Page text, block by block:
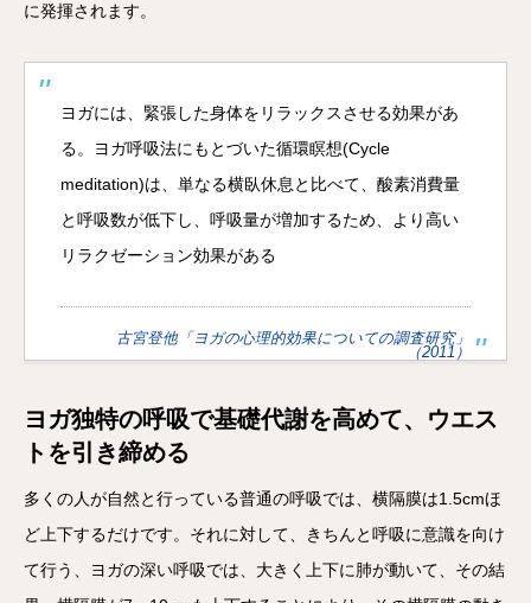
に発揮されます。
ヨガには、緊張した身体をリラックスさせる効果があ
る。ヨガ呼吸法にもとづいた循環瞑想(Cycle
meditation)は、単なる横臥休息と比べて、酸素消費量
と呼吸数が低下し、呼吸量が増加するため、より高い
リラクゼーション効果がある
古宮登他「ヨガの心理的効果についての調査研究」
（2011）
ヨガ独特の呼吸で基礎代謝を高めて、ウエス
トを引き締める
多くの人が自然と行っている普通の呼吸では、横隔膜は1.5cmほ
ど上下するだけです。それに対して、きちんと呼吸に意識を向け
て行う、ヨガの深い呼吸では、大きく上下に肺が動いて、その結